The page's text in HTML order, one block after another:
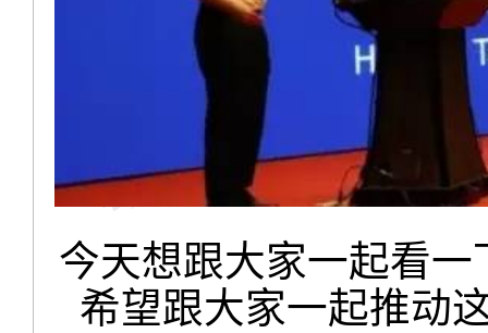
今天想跟大家一起看
希望跟大家一起推动